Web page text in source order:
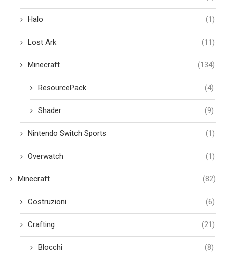
Halo (1)
Lost Ark (11)
Minecraft (134)
ResourcePack (4)
Shader (9)
Nintendo Switch Sports (1)
Overwatch (1)
Minecraft (82)
Costruzioni (6)
Crafting (21)
Blocchi (8)